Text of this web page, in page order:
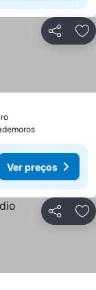
Partilhar
Ver preços
Partilhar